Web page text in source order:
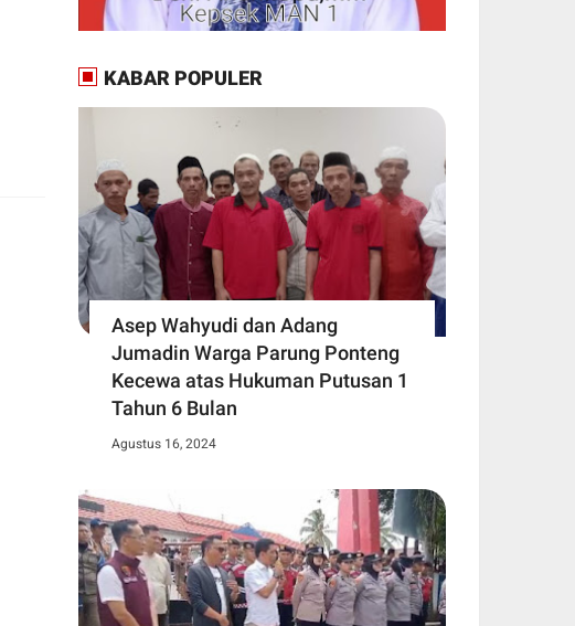
KABAR POPULER
Asep Wahyudi dan Adang
Jumadin Warga Parung Ponteng
Kecewa atas Hukuman Putusan 1
Tahun 6 Bulan
Agustus 16, 2024